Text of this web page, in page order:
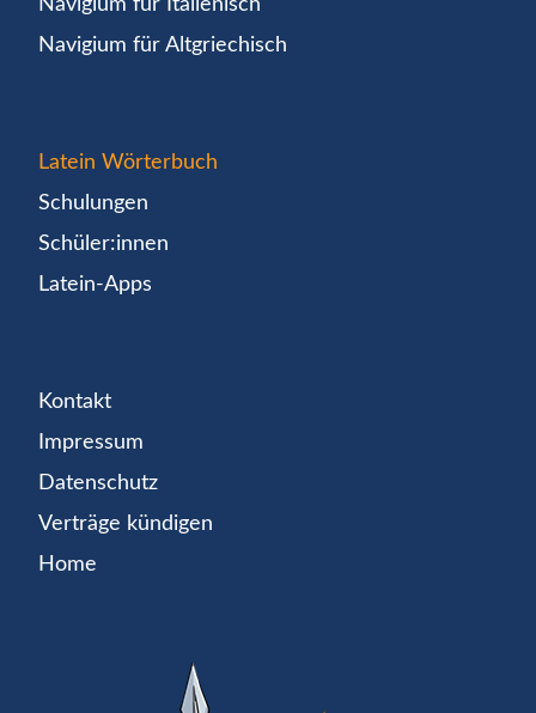
Navigium für Altgriechisch
Latein Wörterbuch
Schulungen
Schüler:innen
Latein-Apps
Kontakt
Impressum
Datenschutz
Verträge kündigen
Home